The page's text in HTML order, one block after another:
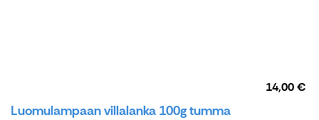
14,00 €
Luomulampaan villalanka 100g tumma